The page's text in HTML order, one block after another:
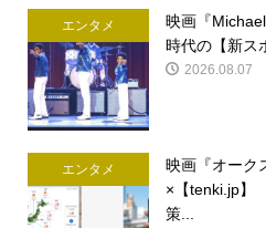
エンタメ
映画『
時代の【新ス
2026.08.07
エンタメ
映画『オーク
×【tenki.jp】
策...